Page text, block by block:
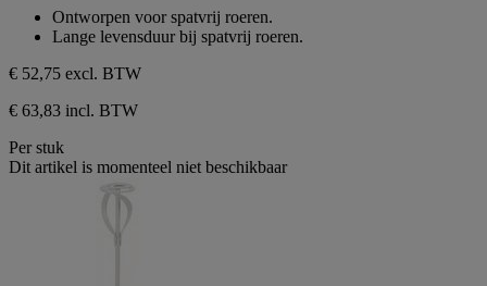
sterren.
Ontworpen voor spatvrij roeren.
Lange levensduur bij spatvrij roeren.
€ 52,75 excl. BTW
€ 63,83 incl. BTW
Per stuk
Dit artikel is momenteel niet beschikbaar